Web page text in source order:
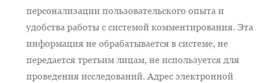
персонализации пользовательского опыта и
удобства работы с системой комментирования. Эта
информация не обрабатывается в системе, не
передается третьим лицам, не используется для
проведения исследований. Адрес электронной